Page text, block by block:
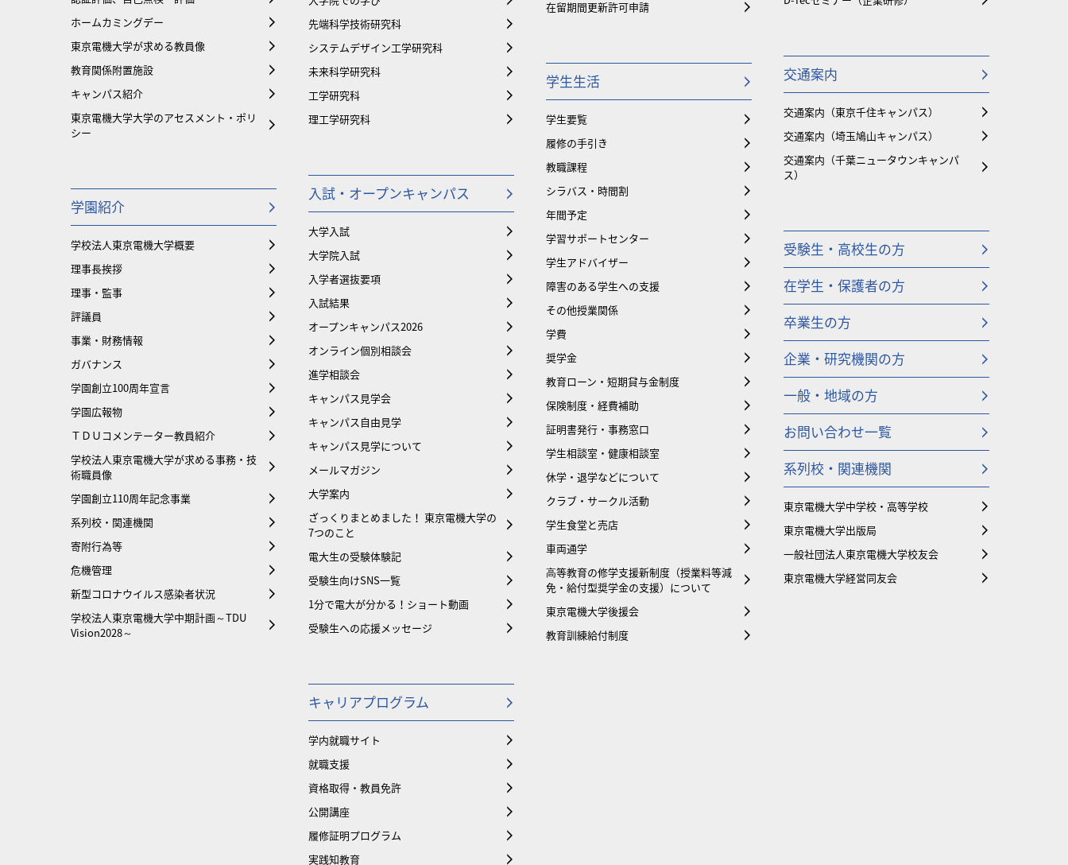
ホームカミングデー
東京電機大学が求める教員像
教育関係附置施設
キャンパス紹介
東京電機大学大学のアセスメント・ポリ
シー
学園紹介
学校法人東京電機大学概要
理事長挨拶
理事・監事
評議員
事業・財務情報
ガバナンス
学園創立100周年宣言
学園広報物
ＴＤＵコメンテーター教員紹介
学校法人東京電機大学が求める事務・技
術職員像
学園創立110周年記念事業
系列校・関連機関
寄附行為等
危機管理
新型コロナウイルス感染者状況
学校法人東京電機大学中期計画～TDU
Vision2028～
先端科学技術研究科
システムデザイン工学研究科
未来科学研究科
工学研究科
理工学研究科
入試・オープンキャンパス
大学入試
大学院入試
入学者選抜要項
入試結果
オープンキャンパス2026
オンライン個別相談会
進学相談会
キャンパス見学会
キャンパス自由見学
キャンパス見学について
メールマガジン
大学案内
ざっくりまとめました！ 東京電機大学の
7つのこと
電大生の受験体験記
受験生向けSNS一覧
1分で電大が分かる！ショート動画
受験生への応援メッセージ
キャリアプログラム
学内就職サイト
就職支援
資格取得・教員免許
公開講座
履修証明プログラム
実践知教育
在留期間更新許可申請
学生生活
学生要覧
履修の手引き
教職課程
シラバス・時間割
年間予定
学習サポートセンター
学生アドバイザー
障害のある学生への支援
その他授業関係
学費
奨学金
教育ローン・短期貸与金制度
保険制度・経費補助
証明書発行・事務窓口
学生相談室・健康相談室
休学・退学などについて
クラブ・サークル活動
学生食堂と売店
車両通学
⾼等教育の修学支援新制度（授業料等減
免・給付型奨学金の支援）について
東京電機大学後援会
教育訓練給付制度
交通案内
交通案内（東京千住キャンパス）
交通案内（埼玉鳩山キャンパス）
交通案内（千葉ニュータウンキャンパ
ス）
受験生・高校生の方
在学生・保護者の方
卒業生の方
企業・研究機関の方
一般・地域の方
お問い合わせ一覧
系列校・関連機関
東京電機大学中学校・高等学校
東京電機大学出版局
一般社団法人東京電機大学校友会
東京電機大学経営同友会